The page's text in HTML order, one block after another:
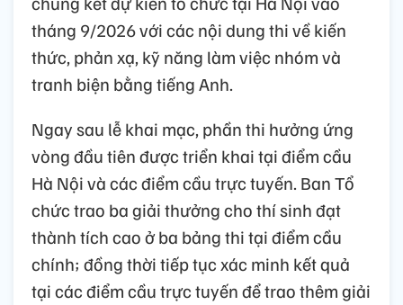
tháng 9/2026 với các nội dung thi về kiến
thức, phản xạ, kỹ năng làm việc nhóm và
tranh biện bằng tiếng Anh.
Ngay sau lễ khai mạc, phần thi hưởng ứng
vòng đầu tiên được triển khai tại điểm cầu
Hà Nội và các điểm cầu trực tuyến. Ban Tổ
chức trao ba giải thưởng cho thí sinh đạt
thành tích cao ở ba bảng thi tại điểm cầu
chính; đồng thời tiếp tục xác minh kết quả
tại các điểm cầu trực tuyến để trao thêm giải